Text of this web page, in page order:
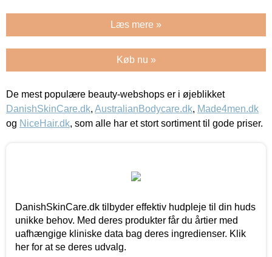
Læs mere »
Køb nu »
De mest populære beauty-webshops er i øjeblikket
DanishSkinCare.dk, AustralianBodycare.dk, Made4men.dk
og NiceHair.dk, som alle har et stort sortiment til gode priser.
DanishSkinCare.dk tilbyder effektiv hudpleje til din huds
unikke behov. Med deres produkter får du årtier med
uafhængige kliniske data bag deres ingredienser. Klik
her for at se deres udvalg.